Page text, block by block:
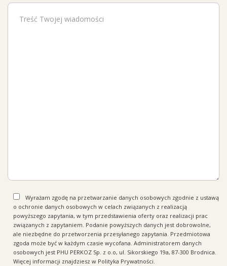
Wyrażam zgodę na przetwarzanie danych osobowych zgodnie z ustawą
o ochronie danych osobowych w celach związanych z realizacją
powyższego zapytania, w tym przedstawienia oferty oraz realizacji prac
związanych z zapytaniem. Podanie powyższych danych jest dobrowolne,
ale niezbędne do przetworzenia przesyłanego zapytania. Przedmiotowa
zgoda może być w każdym czasie wycofana. Administratorem danych
osobowych jest PHU PERKOZ Sp. z o.o, ul. Sikorskiego 19a, 87-300 Brodnica.
Więcej informacji znajdziesz w Polityka Prywatności.